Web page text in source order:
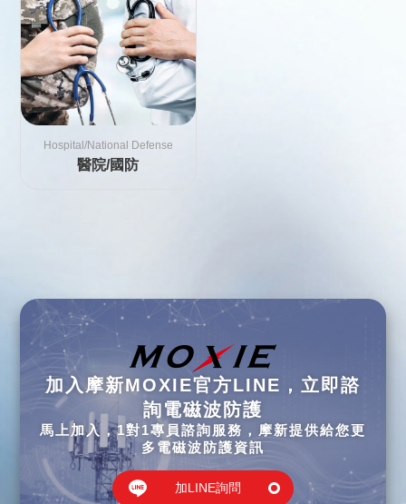
Hospital/National Defense
醫院/國防
加入摩新MOXIE官方LINE，立即諮
詢電磁波防護
馬上加入，1對1專員諮詢服務，摩新提供給您更
多電磁波防護資訊
加LINE詢問